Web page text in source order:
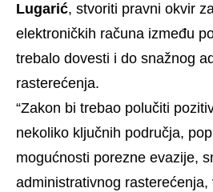
Lugarić, stvoriti pravni okvir
elektroničkih računa između
trebalo dovesti i do snažnog
rasterećenja.
“Zakon bi trebao polučiti
nekoliko ključnih područja,
mogućnosti porezne evazije,
administrativnog rasterećenja,